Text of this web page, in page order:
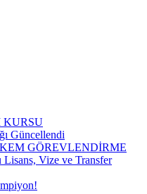
Güncellendi
GÖREVLENDİRME
Lisans, Vize ve Transfer